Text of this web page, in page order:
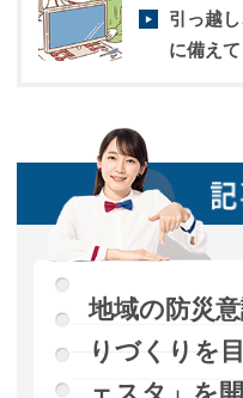
引っ越
に備え
地域の防災
りづくりを
ェスタ」を